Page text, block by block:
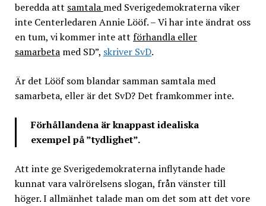
beredda att samtala med Sverigedemokraterna viker
inte Centerledaren Annie Lööf. – Vi har inte ändrat oss
en tum, vi kommer inte att förhandla eller
samarbetamed SD”, skriver SvD.
Är det Lööf som blandar samman samtala med
samarbeta, eller är det SvD? Det framkommer inte.
Förhållandena är knappast idealiska
exempel på ”tydlighet”.
Att inte ge Sverigedemokraterna inflytande hade
kunnat vara valrörelsens slogan, från vänster till
höger. I allmänhet talade man om det som att det vore